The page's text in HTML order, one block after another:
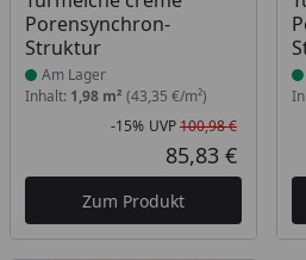
Porensynchron-
Struktur
Am Lager
Inhalt: 1,98 m² (43,35 €/m²)
Rabatt
-15% UVP100,98 €
85,83 €
Zum Produkt